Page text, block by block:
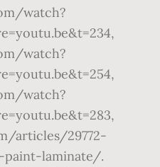
watch?
watch?
watch?
articles/29772-
laminate/.